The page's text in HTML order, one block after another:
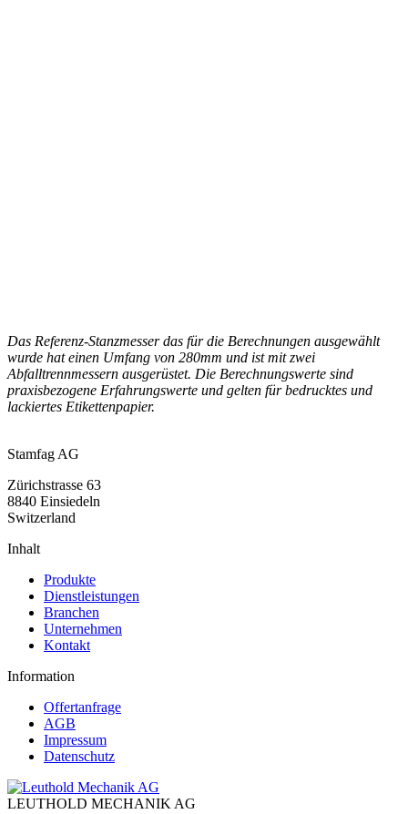
Das Referenz-Stanzmesser das für die Berechnungen ausgewählt
wurde hat einen Umfang von 280mm und ist mit zwei
Abfalltrennmessern ausgerüstet. Die Berechnungswerte sind
praxisbezogene Erfahrungswerte und gelten für bedrucktes und
lackiertes Etikettenpapier.
Stamfag AG
Zürichstrasse 63
8840 Einsiedeln
Switzerland
Inhalt
Produkte
Dienstleistungen
Branchen
Unternehmen
Kontakt
Information
Offertanfrage
AGB
Impressum
Datenschutz
LEUTHOLD MECHANIK AG